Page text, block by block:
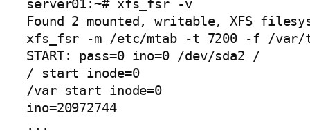
server01:~# xfs_fsr -v
Found 2 mounted, writable, XFS
xfs_fsr -m /etc/mtab -t 7200 -f /
START: pass=0 ino=0 /dev/sda2 /
/ start inode=0
/var start inode=0
ino=20972744
...